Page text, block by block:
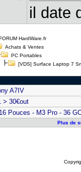
il date
HardWare.fr
Achats & Ventes
PC Portables
[VDS] Surface Laptop 7
A7IV
> 30€out
Pouces - M3 Pro - 36
Plus de